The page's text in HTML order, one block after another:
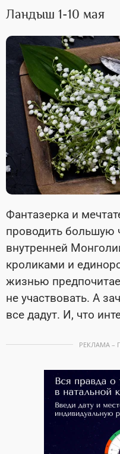
Ландыш 1-10 мая
Фантазерка и
проводить большую
внутренней
кроликами и
жизнью
не участвовать. А
все дадут. И, что
РЕКЛАМА –